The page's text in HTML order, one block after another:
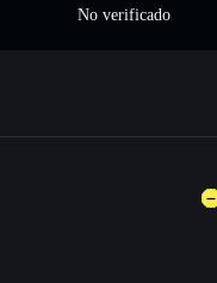
No verificado